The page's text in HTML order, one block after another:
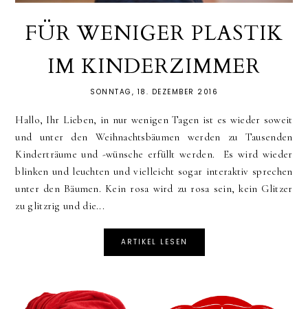
FÜR WENIGER PLASTIK
IM KINDERZIMMER
SONNTAG, 18. DEZEMBER 2016
Hallo, Ihr Lieben, in nur wenigen Tagen ist es wieder soweit
und unter den Weihnachtsbäumen werden zu Tausenden
Kinderträume und -wünsche erfüllt werden. Es wird wieder
blinken und leuchten und vielleicht sogar interaktiv sprechen
unter den Bäumen. Kein rosa wird zu rosa sein, kein Glitzer
zu glitzrig und die...
ARTIKEL LESEN